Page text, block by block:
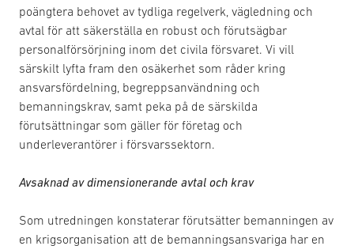
poängtera behovet av tydliga regelverk, vägledning och
avtal för att säkerställa en robust och förutsägbar
personalförsörjning inom det civila försvaret. Vi vill
särskilt lyfta fram den osäkerhet som råder kring
ansvarsfördelning, begreppsanvändning och
bemanningskrav, samt peka på de särskilda
förutsättningar som gäller för företag och
underleverantörer i försvarssektorn.
Avsaknad av dimensionerande avtal och krav
Som utredningen konstaterar förutsätter bemanningen av
en krigsorganisation att de bemanningsansvariga har en